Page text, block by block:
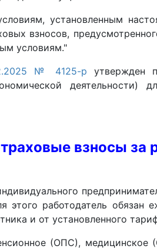
установленным
взносов,
условиям."
№ 4125-р утвержден
деятельности)
взносы за
этого работодатель
и от установленного
(ОПС),